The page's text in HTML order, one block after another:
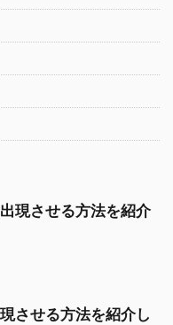
現させる方法を紹介
させる方法を紹介し